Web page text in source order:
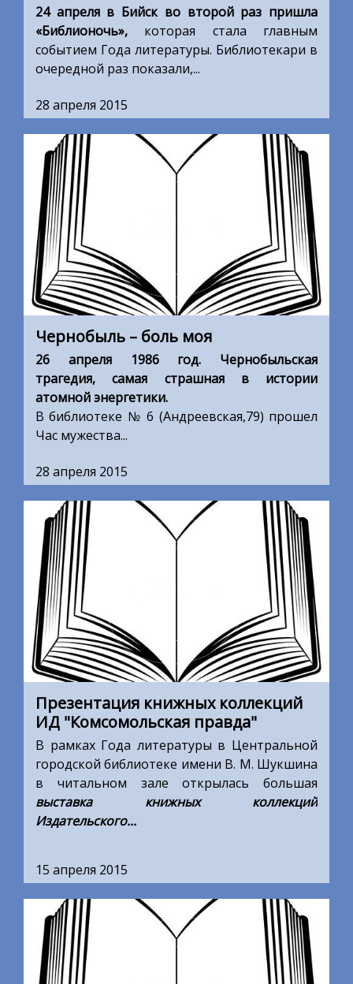
24 апреля в Бийск во второй раз пришла
«Библионочь», которая стала главным
событием Года литературы. Библиотекари в
очередной раз показали,...
28 апреля 2015
Чернобыль – боль моя
26 апреля 1986 год. Чернобыльская
трагедия, самая страшная в истории
атомной энергетики.
В библиотеке № 6 (Андреевская,79) прошел
Час мужества...
28 апреля 2015
Презентация книжных коллекций
ИД "Комсомольская правда"
В рамках Года литературы в Центральной
городской библиотеке имени В. М. Шукшина
в читальном зале открылась большая
выставка книжных коллекций
Издательского...
15 апреля 2015